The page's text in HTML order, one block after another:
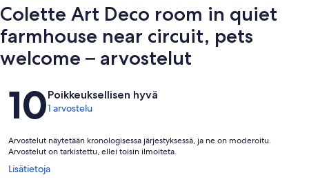
Colette Art Deco room in quiet
farmhouse near circuit, pets
welcome – arvostelut
Arvostelut
10Poikkeuksellisen hyvä
1 arvostelu
Arvostelut näytetään kronologisessa järjestyksessä, ja ne on moderoitu.
Arvostelut on tarkistettu, ellei toisin ilmoiteta.
Lisätietoja
Avautuu